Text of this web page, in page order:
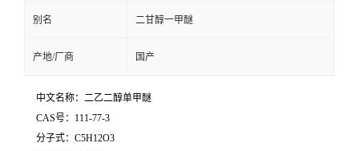
别名 二甘醇一甲醚
产地/厂商 国产
中文名称：二乙二醇单甲醚
CAS号：111-77-3
分子式：C5H12O3